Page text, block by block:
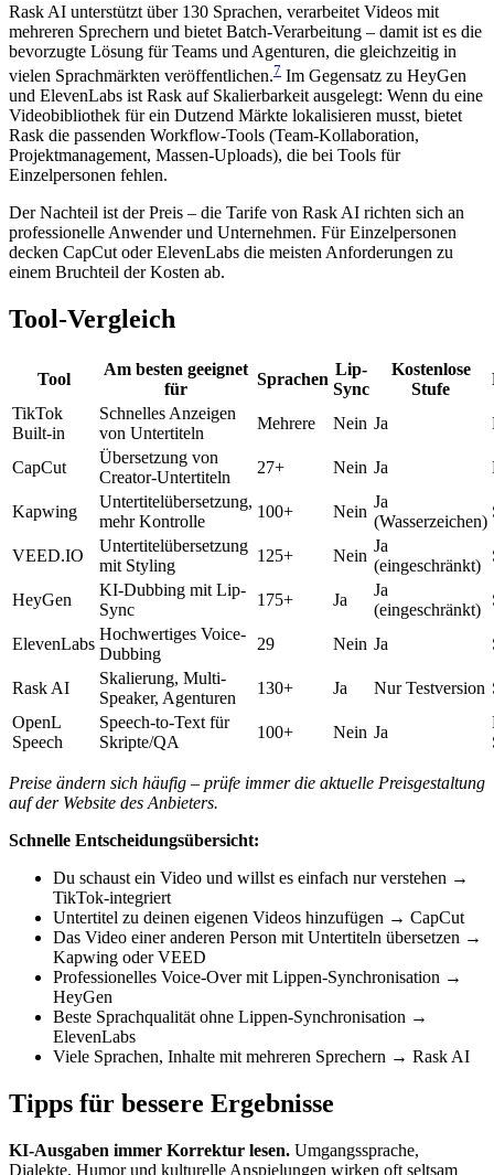
Rask AI unterstützt über 130 Sprachen, verarbeitet Videos mit
mehreren Sprechern und bietet Batch-Verarbeitung – damit ist es die
bevorzugte Lösung für Teams und Agenturen, die gleichzeitig in
vielen Sprachmärkten veröffentlichen.7 Im Gegensatz zu HeyGen
und ElevenLabs ist Rask auf Skalierbarkeit ausgelegt: Wenn du eine
Videobibliothek für ein Dutzend Märkte lokalisieren musst, bietet
Rask die passenden Workflow-Tools (Team-Kollaboration,
Projektmanagement, Massen-Uploads), die bei Tools für
Einzelpersonen fehlen.
Der Nachteil ist der Preis – die Tarife von Rask AI richten sich an
professionelle Anwender und Unternehmen. Für Einzelpersonen
decken CapCut oder ElevenLabs die meisten Anforderungen zu
einem Bruchteil der Kosten ab.
Tool-Vergleich
Tool
Am besten geeignet
für
Sprachen
Lip-
Sync
Kostenlose
Stufe
TikTok
Built-in
Schnelles Anzeigen
von Untertiteln
Mehrere Nein Ja
CapCut
Übersetzung von
Creator-Untertiteln
27+ Nein Ja
Kapwing
Untertitelübersetzung,
mehr Kontrolle
100+ Nein
Ja
(Wasserzeichen)
VEED.IO
Untertitelübersetzung
mit Styling
125+ Nein
Ja
(eingeschränkt)
HeyGen
KI-Dubbing mit Lip-
Sync
175+ Ja
Ja
(eingeschränkt)
ElevenLabs
Hochwertiges Voice-
Dubbing
29 Nein Ja
Rask AI
Skalierung, Multi-
Speaker, Agenturen
130+ Ja Nur Testversion
OpenL
Speech
Speech-to-Text für
Skripte/QA
100+ Nein Ja
Preise ändern sich häufig – prüfe immer die aktuelle Preisgestaltung
auf der Website des Anbieters.
Schnelle Entscheidungsübersicht:
Du schaust ein Video und willst es einfach nur verstehen →
TikTok-integriert
Untertitel zu deinen eigenen Videos hinzufügen → CapCut
Das Video einer anderen Person mit Untertiteln übersetzen →
Kapwing oder VEED
Professionelles Voice-Over mit Lippen-Synchronisation →
HeyGen
Beste Sprachqualität ohne Lippen-Synchronisation →
ElevenLabs
Viele Sprachen, Inhalte mit mehreren Sprechern → Rask AI
Tipps für bessere Ergebnisse
KI-Ausgaben immer Korrektur lesen. Umgangssprache,
Dialekte, Humor und kulturelle Anspielungen wirken oft seltsam